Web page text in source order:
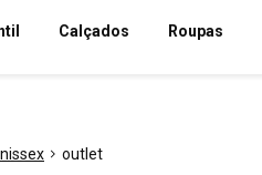
Calçados Roupas
outlet